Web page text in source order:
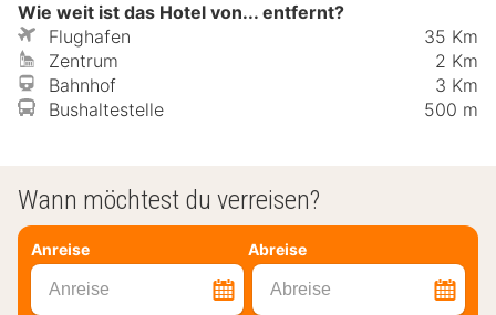
Wie weit ist das Hotel von... entfernt?
Flughafen
35 Km
Zentrum
2 Km
Bahnhof
3 Km
Bushaltestelle
500 m
Wann möchtest du verreisen?
Anreise Abreise
Anreise Abreise